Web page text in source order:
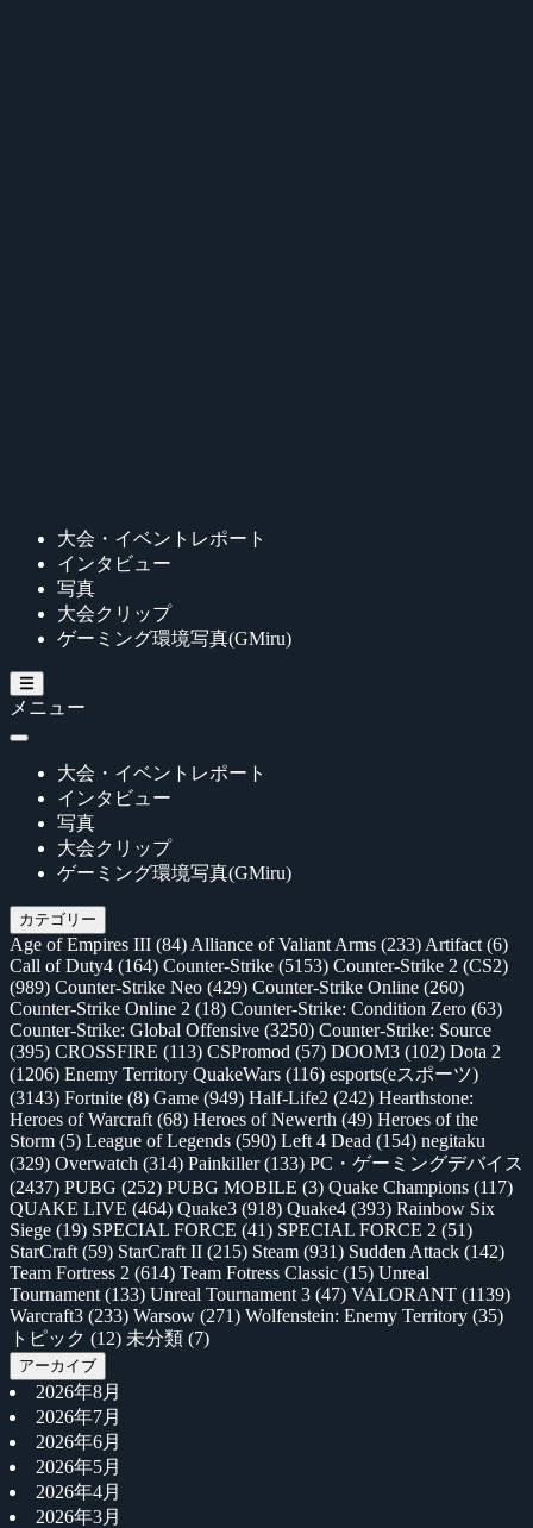
大会・イベントレポート
インタビュー
写真
大会クリップ
ゲーミング環境写真(GMiru)
メニュー
大会・イベントレポート
インタビュー
写真
大会クリップ
ゲーミング環境写真(GMiru)
カテゴリー
Age of Empires III (84) Alliance of Valiant Arms (233) Artifact (6)
Call of Duty4 (164) Counter-Strike (5153) Counter-Strike 2 (CS2)
(989) Counter-Strike Neo (429) Counter-Strike Online (260)
Counter-Strike Online 2 (18) Counter-Strike: Condition Zero (63)
Counter-Strike: Global Offensive (3250) Counter-Strike: Source
(395) CROSSFIRE (113) CSPromod (57) DOOM3 (102) Dota 2
(1206) Enemy Territory QuakeWars (116) esports(eスポーツ)
(3143) Fortnite (8) Game (949) Half-Life2 (242) Hearthstone:
Heroes of Warcraft (68) Heroes of Newerth (49) Heroes of the
Storm (5) League of Legends (590) Left 4 Dead (154) negitaku
(329) Overwatch (314) Painkiller(133) PC・ゲーミングデバイス
(2437) PUBG (252) PUBG MOBILE (3) Quake Champions (117)
QUAKE LIVE (464) Quake3 (918) Quake4 (393) Rainbow Six
Siege (19) SPECIAL FORCE (41) SPECIAL FORCE 2 (51)
StarCraft (59) StarCraft II (215) Steam (931) Sudden Attack (142)
Team Fortress 2 (614) Team Fotress Classic (15) Unreal
Tournament (133) Unreal Tournament 3 (47) VALORANT (1139)
Warcraft3 (233) Warsow (271) Wolfenstein: Enemy Territory (35)
トピック (12) 未分類 (7)
アーカイブ
2026年8月
2026年7月
2026年6月
2026年5月
2026年4月
2026年3月